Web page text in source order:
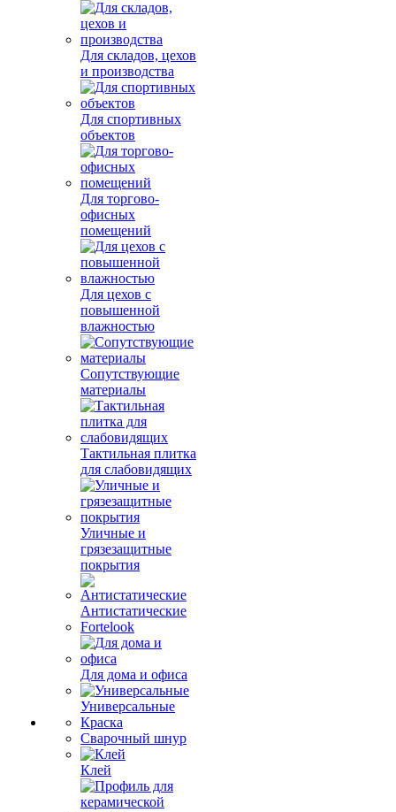
Для складов, цехов
и производства
Для спортивных
объектов
Для торгово-
офисных
помещений
Для цехов с
повышенной
влажностью
Сопутствующие
материалы
Тактильная плитка
для слабовидящих
Уличные и
грязезащитные
покрытия
Антистатические
Fortelook
Для дома и офиса
Универсальные
Краска
Сварочный шнур
Клей